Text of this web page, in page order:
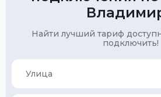
Найти лучший тариф
подключить!